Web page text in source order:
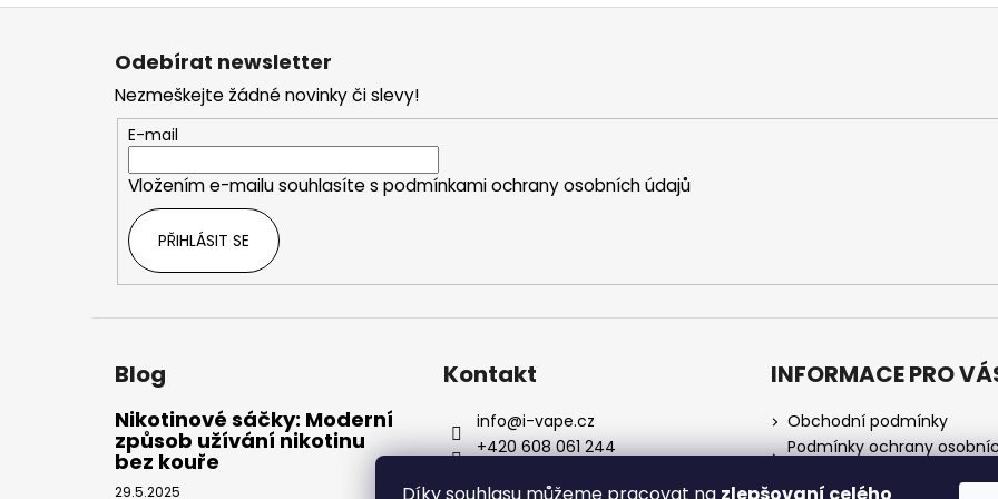
Z
Odebírat newsletter
Nezmeškejte žádné novinky či slevy!
E-mail
Vložením e-mailu souhlasíte s podmínkami ochrany osobních údajů
PŘIHLÁSIT SE
Blog
Nikotinové sáčky: Moderní
způsob užívání nikotinu
bez kouře
29.5.2025
Kontakt
info@i-vape.cz
+420 608 061 244
INFORMACE PRO
Obchodní podmínky
Podmínky ochrany
O nás